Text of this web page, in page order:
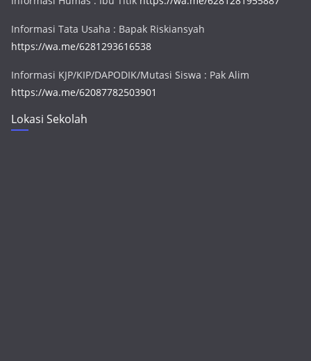
Informasi Tata Usaha : Bapak Riskiansyah
https://wa.me/6281293616538
Informasi KJP/KIP/DAPODIK/Mutasi Siswa : Pak Alim
https://wa.me/62087782503901
Lokasi Sekolah